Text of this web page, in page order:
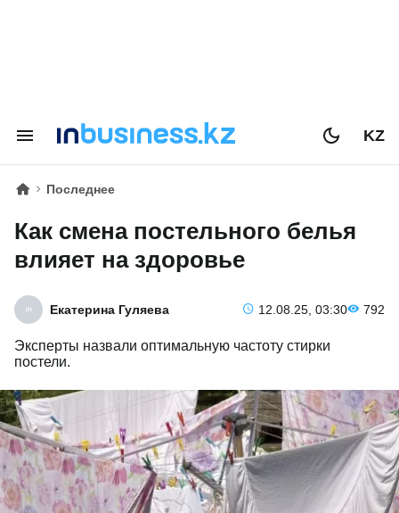
KZ
Последнее
Как смена постельного белья
влияет на здоровье
Екатерина Гуляева 12.08.25, 03:30 792
Эксперты назвали оптимальную частоту стирки
постели.